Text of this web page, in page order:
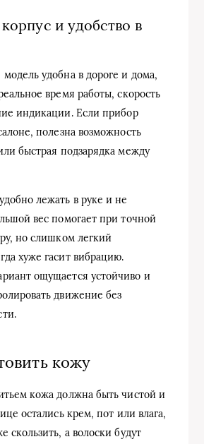
и удобство в
удобна в дороге и дома,
время работы, скорость
индикации. Если прибор
полезна возможность
быстрая подзарядка между
лежать в руке и не
вес помогает при точной
но слишком легкий
хуже гасит вибрацию.
ощущается устойчиво и
движение без
кожу
кожа должна быть чистой и
остались крем, пот или влага,
скользить, а волоски будут